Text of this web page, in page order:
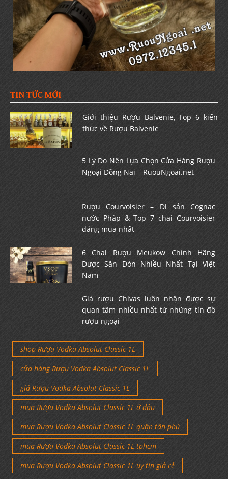
TIN TỨC MỚI
Giới thiệu Rượu Balvenie, Top 6 kiến
thức về Rượu Balvenie
5 Lý Do Nên Lựa Chọn Cửa Hàng Rượu
Ngoại Đồng Nai – RuouNgoai.net
Rượu Courvoisier – Di sản Cognac
nước Pháp & Top 7 chai Courvoisier
đáng mua nhất
6 Chai Rượu Meukow Chính Hãng
Được Săn Đón Nhiều Nhất Tại Việt
Nam
Giá rượu Chivas luôn nhận được sự
quan tâm nhiều nhất từ những tín đồ
rượu ngoại
shop Rượu Vodka Absolut Classic 1L
cửa hàng Rượu Vodka Absolut Classic 1L
giá Rượu Vodka Absolut Classic 1L
mua Rượu Vodka Absolut Classic 1L ở đâu
mua Rượu Vodka Absolut Classic 1L quận tân phú
mua Rượu Vodka Absolut Classic 1L tphcm
mua Rượu Vodka Absolut Classic 1L uy tín giả rẻ